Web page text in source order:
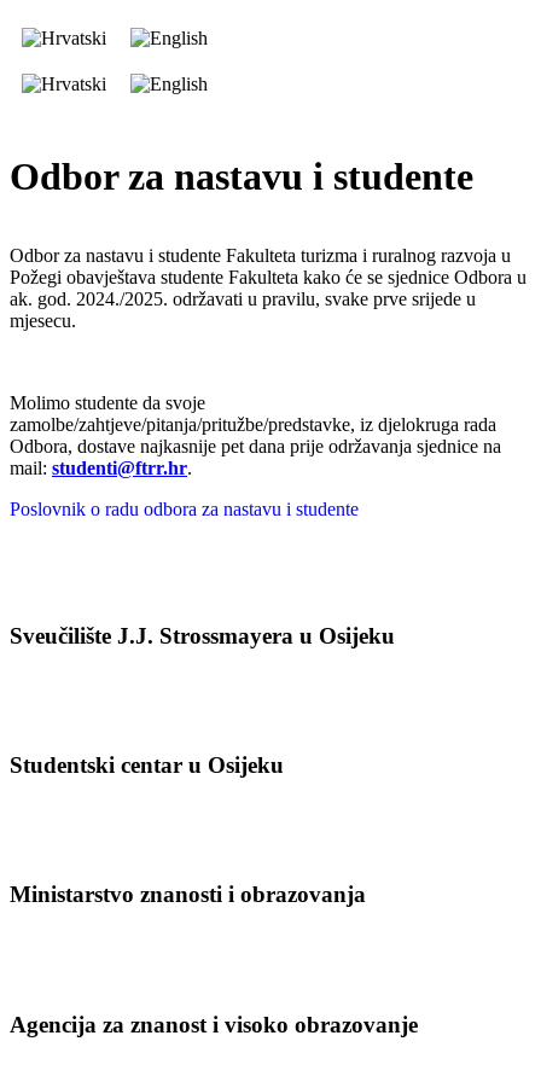
Odbor za nastavu i studente
Odbor za nastavu i studente Fakulteta turizma i ruralnog razvoja u
Požegi obavještava studente Fakulteta kako će se sjednice Odbora u
ak. god. 2024./2025. održavati u pravilu, svake prve srijede u
mjesecu.
Molimo studente da svoje
zamolbe/zahtjeve/pitanja/pritužbe/predstavke, iz djelokruga rada
Odbora, dostave najkasnije pet dana prije održavanja sjednice na
mail: studenti@ftrr.hr.
Poslovnik o radu odbora za nastavu i studente
Sveučilište J.J. Strossmayera u Osijeku
Studentski centar u Osijeku
Ministarstvo znanosti i obrazovanja
Agencija za znanost i visoko obrazovanje